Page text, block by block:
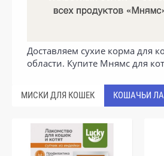
Доставляем сухие корма для
области. Купите Мнямс для
МИСКИ ДЛЯ КОШЕК КОШАЧЬИ